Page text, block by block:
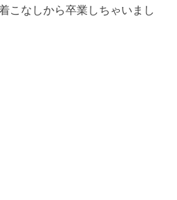
こなしから卒業しちゃいまし